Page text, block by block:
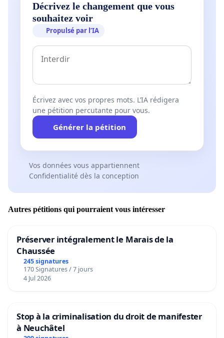
Décrivez le changement que vous
souhaitez voir
Propulsé par l’IA
Écrivez avec vos propres mots. L’IA rédigera
une pétition percutante pour vous.
Générer la pétition
Vos données vous appartiennent
Confidentialité dès la conception
Autres pétitions qui pourraient vous intéresser
Préserver intégralement le Marais de la
Chaussée
245 signatures
170 Signatures / 7 jours
4 Jul 2026
Stop à la criminalisation du droit de manifester
à Neuchâtel